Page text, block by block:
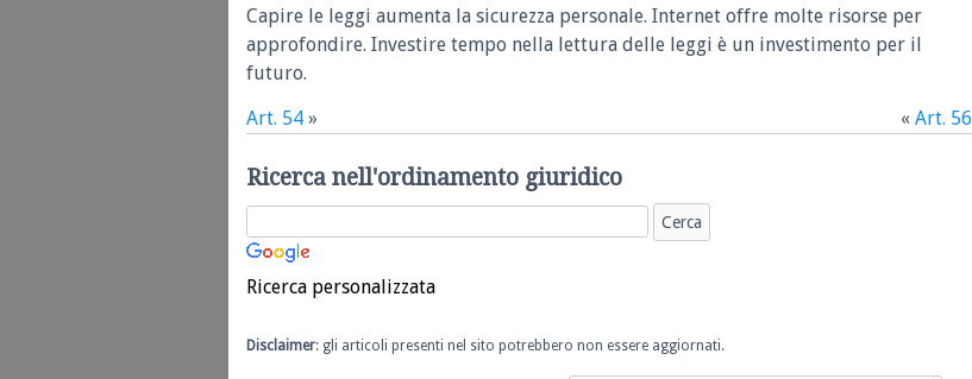
Capire le leggi aumenta la sicurezza personale. Internet offre molte risorse per
approfondire. Investire tempo nella lettura delle leggi è un investimento per il
futuro.
Art. 54 » « Art. 56
Ricerca nell'ordinamento giuridico
Ricerca personalizzata
Disclaimer: gli articoli presenti nel sito potrebbero non essere aggiornati.